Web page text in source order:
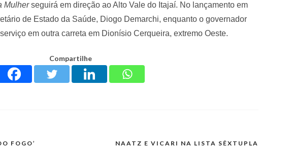
Mulherseguirá em direção ao Alto Vale do Itajaí. No lançamento em
de Estado da Saúde, Diogo Demarchi, enquanto o governador
em outra carreta em Dionísio Cerqueira, extremo Oeste.
Compartilhe
FOGO’ NAATZ E VICARI NA LISTA SÊXTUPLA